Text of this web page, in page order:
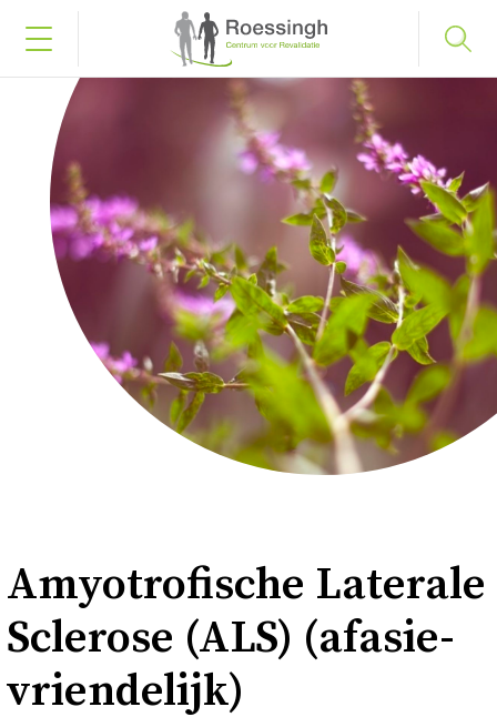
Bel naar 053 487 58 75
Inloggen
Home
Uw diagnose
Uw behandeling
Contact en bezoek
Deutsch
Amyo­tro­fi­sche La­te­ra­le
Scle­ro­se (ALS) (afa­sie­
vrien­de­lijk)